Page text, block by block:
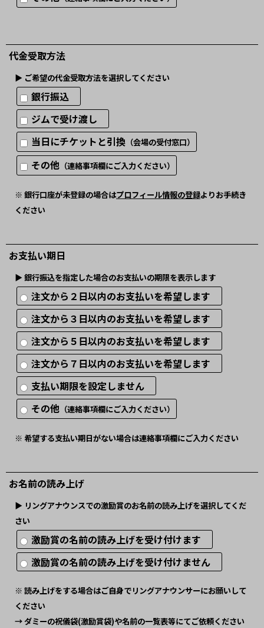
代金受取方法
▶︎ ご希望の代金受取方法を選択してください
銀行振込
ジムで受け渡し
当日にチケットと引換 （会場の受付窓口）
その他 （連絡事項欄にご入力ください）
※ 銀行口座が未登録の場合はプロフィール情報の登録よりお手続き
ください
お支払い期日
▶︎ 銀行振込を指定した場合のお支払いの期限を表示します
注文から２日以内のお支払いを希望します
注文から３日以内のお支払いを希望します
注文から５日以内のお支払いを希望します
注文から７日以内のお支払いを希望します
支払い期限を設定しません
その他 （連絡事項欄にご入力ください）
※ 希望する支払い期日がない場合は連絡事項欄にご入力ください
お名前の読み上げ
▶︎ リングアナウンスでの激励賞のお名前の読み上げを選択してくだ
さい
激励賞の名前の読み上げを受け付けます
激励賞の名前の読み上げを受け付けません
※ 読み上げをする場合はご自身でリングアナウンサーにお願いして
ください
→ ダミーの祝儀袋(激励賞袋)や名前の一覧表等にてご依頼ください